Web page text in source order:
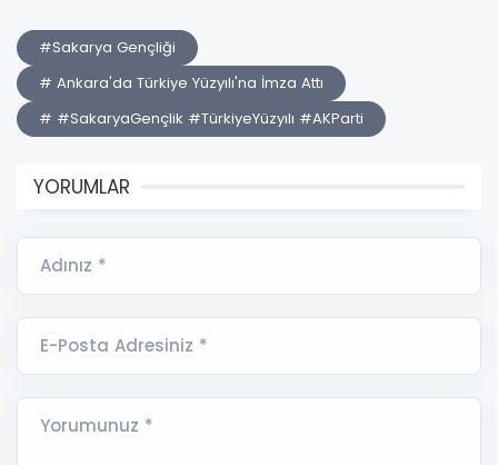
#Sakarya Gençliği
# Ankara'da Türkiye Yüzyılı'na İmza Attı
# #SakaryaGençlik #TürkiyeYüzyılı #AKParti
YORUMLAR
Adınız *
E-Posta Adresiniz *
Yorumunuz *